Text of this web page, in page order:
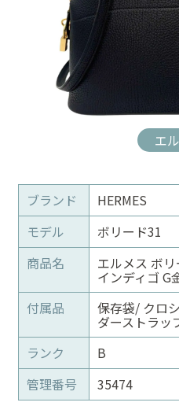
エ
ブランド
HERMES
モデル
ボリード31
商品名
エルメス ボ
インディゴ
付属品
保存袋/ クロ
ダーストラッ
ランク
B
管理番号
35474